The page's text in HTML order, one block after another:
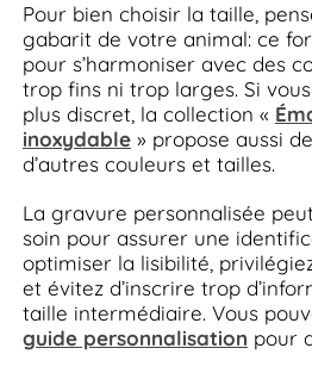
Pour bien choisir la taille,
gabarit de votre animal: ce
pour s’harmoniser avec des
trop fins ni trop larges. Si
plus discret, la collection «
inoxydable» propose aussi
d’autres couleurs et tailles.
La gravure personnalisée
soin pour assurer une
optimiser la lisibilité,
et évitez d’inscrire trop
taille intermédiaire. Vous
guide personnalisation pour